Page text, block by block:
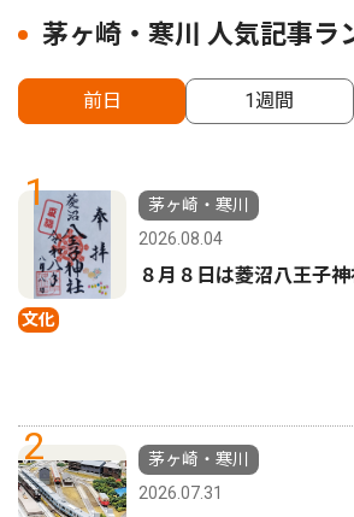
茅ヶ崎・寒川 人気記事ラ
前日 1週間
1
文化
茅ヶ崎・寒川
2026.08.04
８月８日は菱沼八王子
2
茅ヶ崎・寒川
2026.07.31